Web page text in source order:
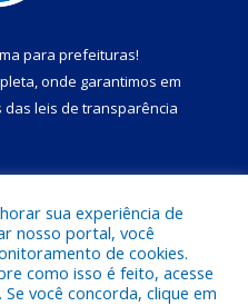
para prefeituras!
onde garantimos em
das leis de transparência
Municipal de Dom Eliseu.
sua experiência de
nosso portal, você
de cookies.
como isso é feito, acesse
Se você concorda, clique em